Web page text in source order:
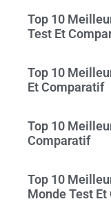
Top 10
Test Et
Top 10
Et Comparatif
Top 10
Comparatif
Top 10
Monde Test